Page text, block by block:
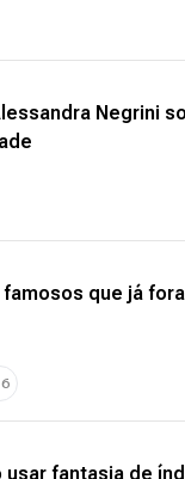
Negrini
que já
6
fantasia de